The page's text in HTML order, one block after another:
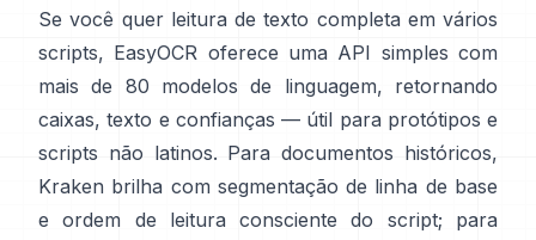
Se você quer leitura de texto completa em vários
scripts, EasyOCR oferece uma API simples com
mais de 80 modelos de linguagem, retornando
caixas, texto e confianças — útil para protótipos e
scripts não latinos. Para documentos históricos,
Kraken brilha com segmentação de linha de base
e ordem de leitura consciente do script; para